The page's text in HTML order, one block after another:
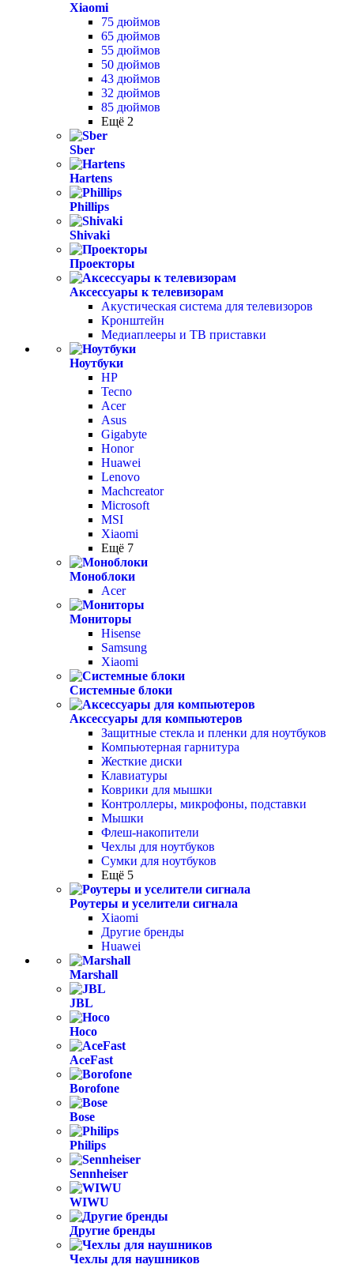
Xiaomi
75 дюймов
65 дюймов
55 дюймов
50 дюймов
43 дюймов
32 дюймов
85 дюймов
Ещё 2
Sber
Hartens
Phillips
Shivaki
Проекторы
Аксессуары к телевизорам
Акустическая система для телевизоров
Кронштейн
Медиаплееры и ТВ приставки
Ноутбуки
HP
Tecno
Acer
Asus
Gigabyte
Honor
Huawei
Lenovo
Machcreator
Microsoft
MSI
Xiaomi
Ещё 7
Моноблоки
Acer
Мониторы
Hisense
Samsung
Xiaomi
Системные блоки
Аксессуары для компьютеров
Защитные стекла и пленки для ноутбуков
Компьютерная гарнитура
Жесткие диски
Клавиатуры
Коврики для мышки
Контроллеры, микрофоны, подставки
Мышки
Флеш-накопители
Чехлы для ноутбуков
Сумки для ноутбуков
Ещё 5
Роутеры и уселители сигнала
Xiaomi
Другие бренды
Huawei
Marshall
JBL
Hoco
AceFast
Borofone
Bose
Philips
Sennheiser
WIWU
Другие бренды
Чехлы для наушников